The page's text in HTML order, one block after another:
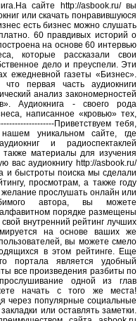
сайте http://asbook.ru/ вы
или скачать понравившуюся
есть бизнес можно слушать
60 правдивых историй о
на основе 60 интервью
которые рассказали свои
дело и преуспели. Эти
ежедневной газеты «Бизнес».
первая часть аудиокниги
анализ закономерностей
Аудиокнига - своего рода
написанное «кровью» тех,
Приветствуем тебя,
уникальном сайте, где
и радиоспектаклей
материалы для изучения
вас аудиокнигу http://asbook.ru/
и быстроты поиска мы сделали
просмотрам, а также году
желание прослушать онлайн или
автора, вы можете
алфавитном порядке размещены
внутренний рейтинг лучших
на основе ваших же
вы можете смело
в этом рейтинге. Еще
портала является удобный
все произведения разбиты по
одной из глав
начать с того же места!
через популярные социальные
или оставлять заметки.